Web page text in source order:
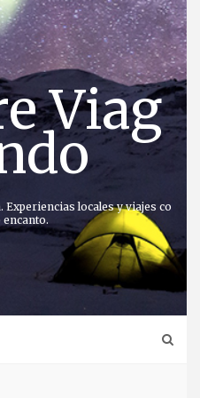
Viag
Experiencias locales y viajes co
encanto.